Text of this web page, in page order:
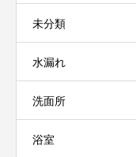
未分類
水漏れ
洗面所
浴室